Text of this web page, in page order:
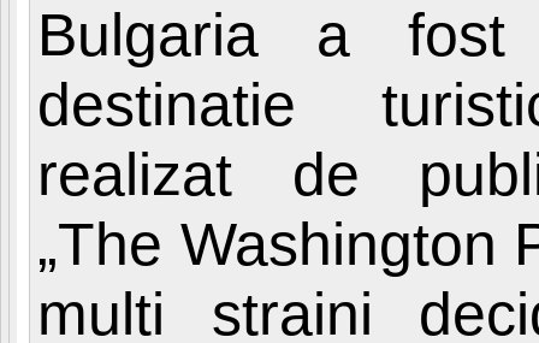
Bulgaria a
destinatie
realizat de
„The Washington
multi straini